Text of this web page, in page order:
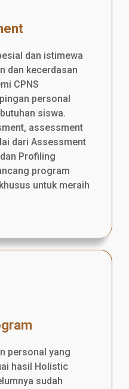
dan istimewa
dan kecerdasan
CPNS
personal
siswa.
assessment
dari Assessment
Profiling
program
untuk meraih
personal yang
hasil Holistic
sudah